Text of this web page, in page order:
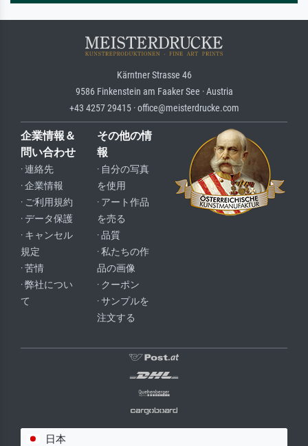
Kärntner Strasse 46
9586 Finkenstein am Faaker See · Austria
+43 4257 29415 · office@meisterdrucke.com
企業情報＆
問い合わせ
· 連絡先
· 企業情報
· ご利用規約
· データ保護
· キャンセル
規定
· 苦情
· 弊社につい
て
その他の情
報
· 自分の写真
を使用
· アート作品
を売る
· 品質
· 私たちの作
品の画像
· クーポン
· サンプルを
注文する
日本